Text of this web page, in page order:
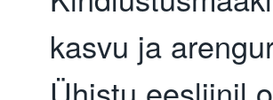
kasvu ja